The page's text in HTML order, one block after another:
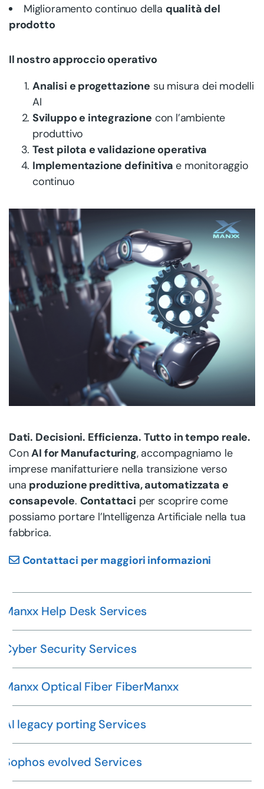
Miglioramento continuo della qualità del
prodotto
Il nostro approccio operativo
Analisi e progettazione su misura dei modelli
AI
Sviluppo e integrazione con l’ambiente
produttivo
Test pilota e validazione operativa
Implementazione definitiva e monitoraggio
continuo
Dati. Decisioni. Efficienza. Tutto in tempo reale.
ConAI for Manufacturing, accompagniamo le
imprese manifatturiere nella transizione verso
una produzione predittiva, automatizzata e
consapevole. Contattaci per scoprire come
possiamo portare l’Intelligenza Artificiale nella tua
fabbrica.
Contattaci per maggiori informazioni
Manxx Help Desk Services
Cyber Security Services
Manxx Optical Fiber FiberManxx
AI legacy porting Services
Sophos evolved Services